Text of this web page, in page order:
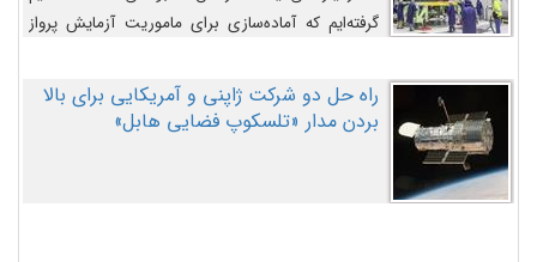
گرفته‌ایم که آماده‌سازی برای ماموریت آزمایش پرواز
اصلاح کنیم.
راه حل دو شرکت ژاپنی و آمریکایی برای بالا
بردن مدار «تلسکوپ فضایی هابل»